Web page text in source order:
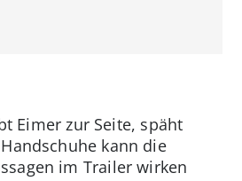
Eimer zur Seite, späht
kann die
im Trailer wirken